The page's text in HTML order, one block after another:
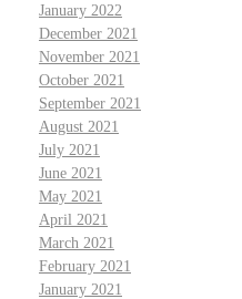
January 2022
December 2021
November 2021
October 2021
September 2021
August 2021
July 2021
June 2021
May 2021
April 2021
March 2021
February 2021
January 2021